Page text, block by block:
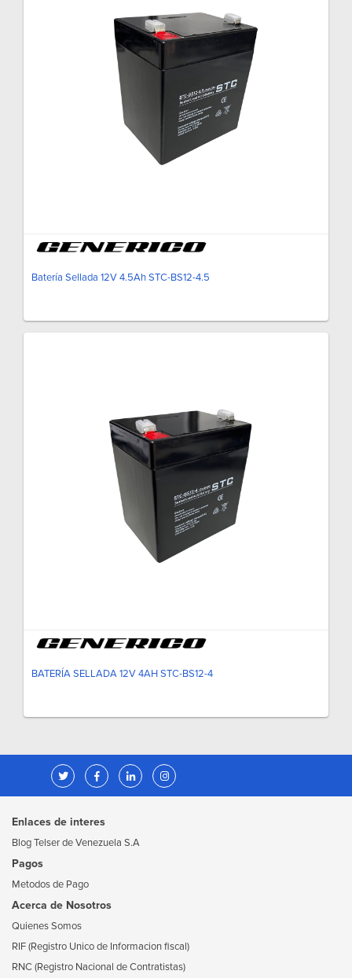
Batería Sellada 12V 4.5Ah STC-BS12-4.5
BATERÍA SELLADA 12V 4AH STC-BS12-4
Enlaces de interes
Blog Telser de Venezuela S.A
Pagos
Metodos de Pago
Acerca de Nosotros
Quienes Somos
RIF (Registro Unico de Informacion fiscal)
RNC (Registro Nacional de Contratistas)